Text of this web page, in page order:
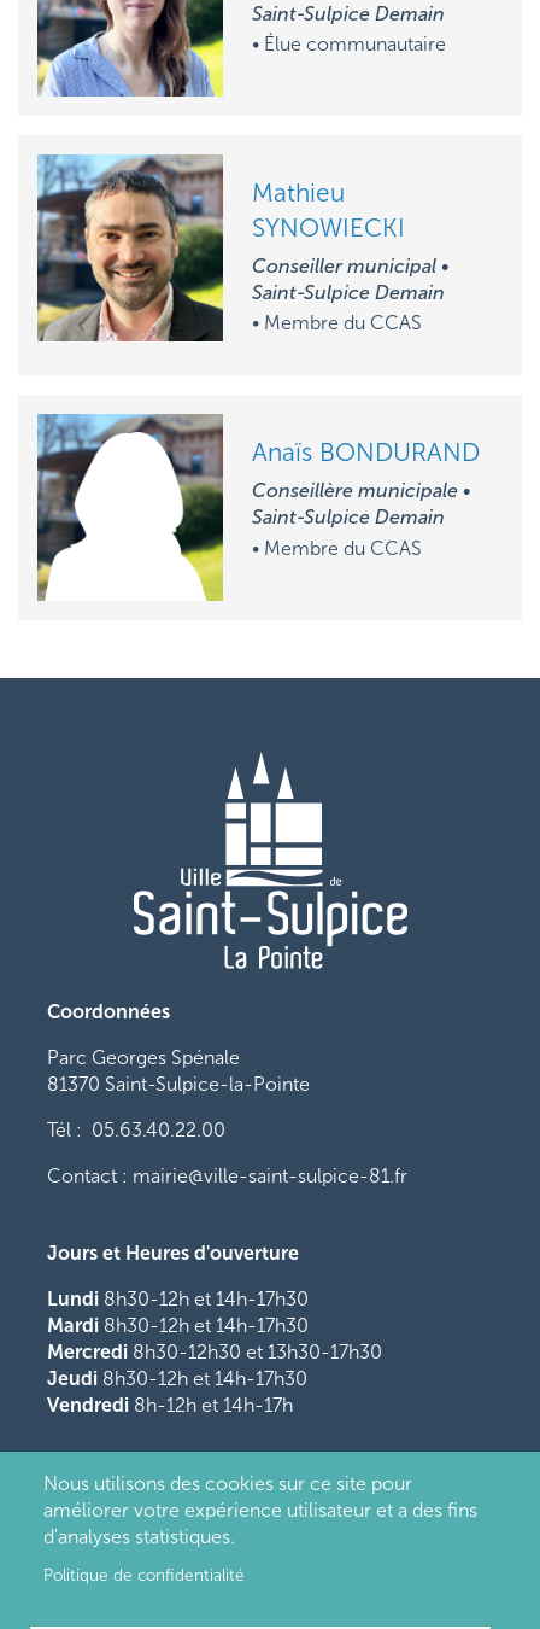
Saint-Sulpice Demain
• Élue communautaire
Mathieu
SYNOWIECKI
Conseiller municipal •
Saint-Sulpice Demain
• Membre du CCAS
Anaïs BONDURAND
Conseillère municipale •
Saint-Sulpice Demain
• Membre du CCAS
Nous utilisons des cookies sur ce site pour
améliorer votre expérience utilisateur et a des fins
d'analyses statistiques.
Politique de confidentialité
Coordonnées
Parc Georges Spénale
81370 Saint-Sulpice-la-Pointe
Tél : 05.63.40.22.00
Contact : mairie@ville-saint-sulpice-81.fr
Jours et Heures d'ouverture
Lundi 8h30-12h et 14h-17h30
Mardi 8h30-12h et 14h-17h30
Mercredi 8h30-12h30 et 13h30-17h30
Jeudi 8h30-12h et 14h-17h30
Vendredi 8h-12h et 14h-17h